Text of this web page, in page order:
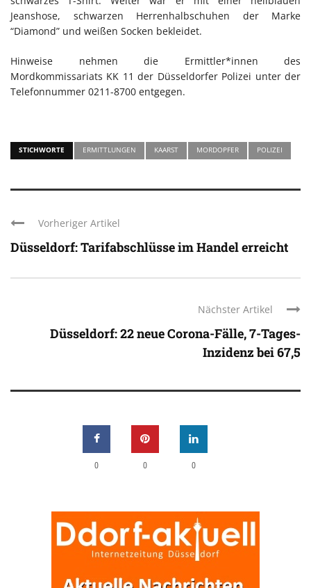
Jeanshose, schwarzen Herrenhalbschuhen der Marke
“Diamond” und weißen Socken bekleidet.
Hinweise nehmen die Ermittler*innen des
Mordkommissariats KK 11 der Düsseldorfer Polizei unter der
Telefonnummer 0211-8700 entgegen.
STICHWORTE ERMITTLUNGEN KAARST MORDOPFER POLIZEI
Vorheriger Artikel
Düsseldorf: Tarifabschlüsse im Handel erreicht
Nächster Artikel
Düsseldorf: 22 neue Corona-Fälle, 7-Tages-
Inzidenz bei 67,5
0 0 0